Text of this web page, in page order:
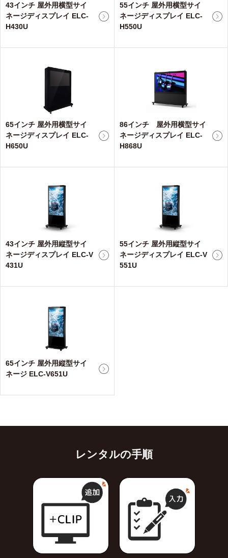
43インチ 屋外用横型サイ
ネージディスプレイ ELC-
H430U
55インチ 屋外用横型サイ
ネージディスプレイ ELC-
H550U
65インチ 屋外用横型サイ
ネージディスプレイ ELC-
H650U
86インチ 屋外用横型サイ
ネージディスプレイ ELC-
H868U
43インチ 屋外用縦型サイ
ネージディスプレイ ELC-V
431U
55インチ 屋外用縦型サイ
ネージディスプレイ ELC-V
551U
65インチ 屋外用縦型サイ
ネージ ELC-V651U
レンタルの手順